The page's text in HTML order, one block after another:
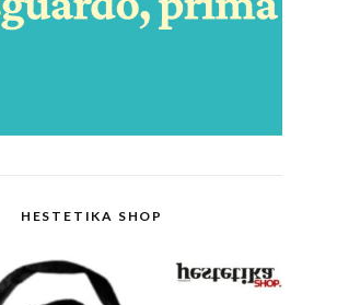
HESTETIKA SHOP